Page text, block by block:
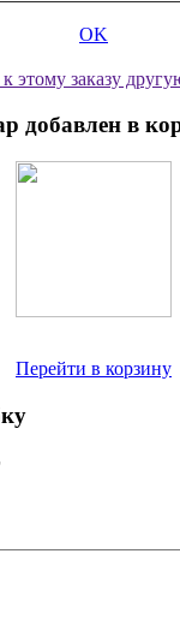
OK
этому заказу
добавлен в
Перейти в корзину